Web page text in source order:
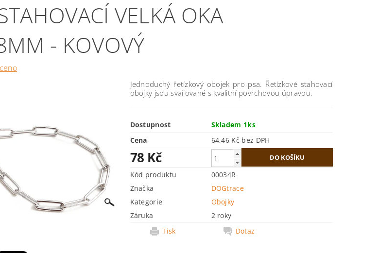
VELKÁ OKA
- KOVOVÝ
Jednoduchý řetízkový obojek pro psa. Řetízkové stahovací
obojky jsou svařované s kvalitní povrchovou úpravou.
Dostupnost
Skladem 1ks
Cena
64,46 Kč bez DPH
78 Kč
Kód produktu
00034R
Značka
DOGtrace
Kategorie
Obojky
Záruka
2 roky
Tisk
Dotaz